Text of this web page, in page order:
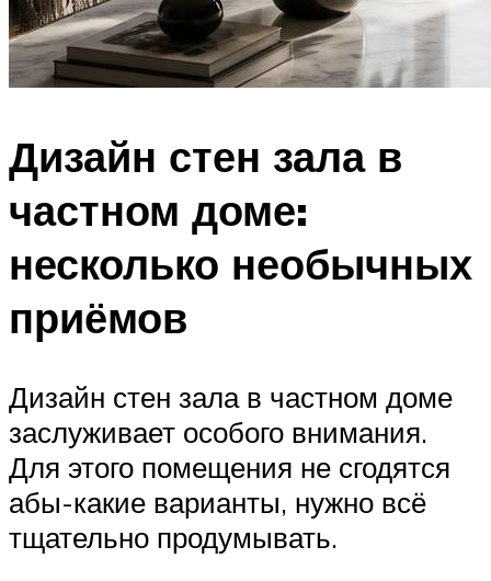
Дизайн стен зала в
частном доме:
несколько необычных
приёмов
Дизайн стен зала в частном доме
заслуживает особого внимания.
Для этого помещения не сгодятся
абы-какие варианты, нужно всё
тщательно продумывать.